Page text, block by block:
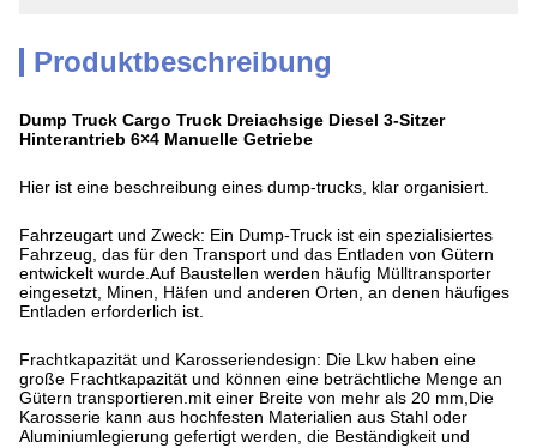
Produktbeschreibung
Dump Truck Cargo Truck Dreiachsige Diesel 3-Sitzer
Hinterantrieb 6×4 Manuelle Getriebe
Hier ist eine beschreibung eines dump-trucks, klar organisiert.
Fahrzeugart und Zweck: Ein Dump-Truck ist ein spezialisiertes
Fahrzeug, das für den Transport und das Entladen von Gütern
entwickelt wurde.Auf Baustellen werden häufig Mülltransporter
eingesetzt, Minen, Häfen und anderen Orten, an denen häufiges
Entladen erforderlich ist.
Frachtkapazität und Karosseriendesign: Die Lkw haben eine
große Frachtkapazität und können eine beträchtliche Menge an
Gütern transportieren.mit einer Breite von mehr als 20 mm,Die
Karosserie kann aus hochfesten Materialien aus Stahl oder
Aluminiumlegierung gefertigt werden, die Beständigkeit und